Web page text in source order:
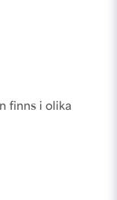
finns i olika